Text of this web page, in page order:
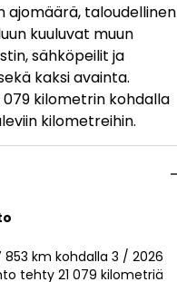
ajomäärä, taloudellinen
kuuluvat muun
sähköpeilit ja
kaksi avainta.
kilometrin kohdalla
kilometreihin.
km kohdalla 3 / 2026
tehty 21 079 kilometriä